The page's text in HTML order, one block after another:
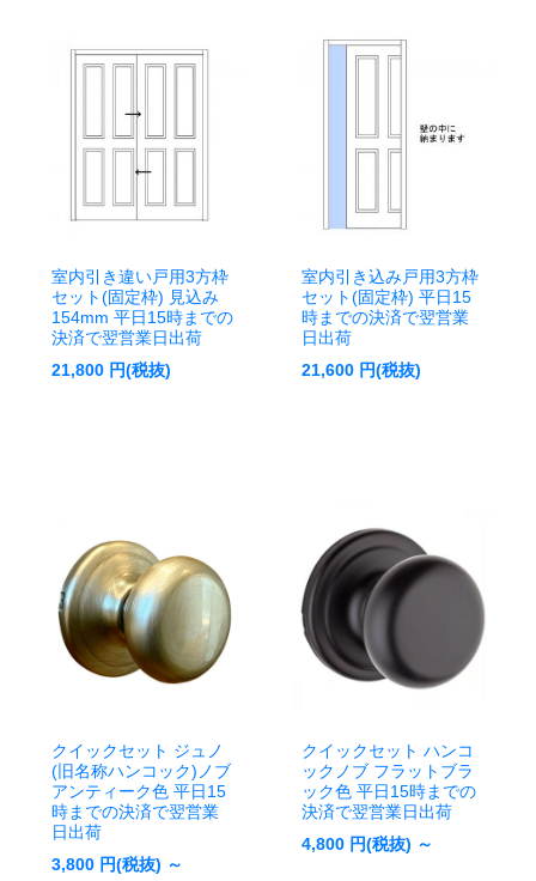
室内引き違い戸用3方枠
セット(固定枠) 見込み
154mm 平日15時までの
決済で翌営業日出荷
21,800 円(税抜)
室内引き込み戸用3方枠
セット(固定枠) 平日15
時までの決済で翌営業
日出荷
21,600 円(税抜)
クイックセット ジュノ
(旧名称ハンコック)ノブ
アンティーク色 平日15
時までの決済で翌営業
日出荷
3,800 円(税抜) ～
クイックセット ハンコ
ックノブ フラットブラ
ック色 平日15時までの
決済で翌営業日出荷
4,800 円(税抜) ～